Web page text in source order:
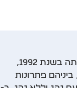
חלוצת תחום מתקני החניה בישראל והמובילה שלו גם היום. מהקמתה בשנת 1992,
פתרונות